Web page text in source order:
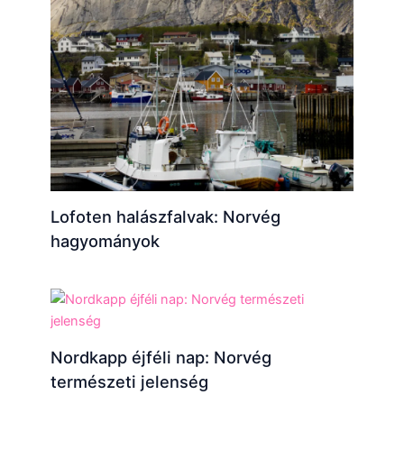
Lofoten halászfalvak: Norvég
hagyományok
Nordkapp éjféli nap: Norvég
természeti jelenség